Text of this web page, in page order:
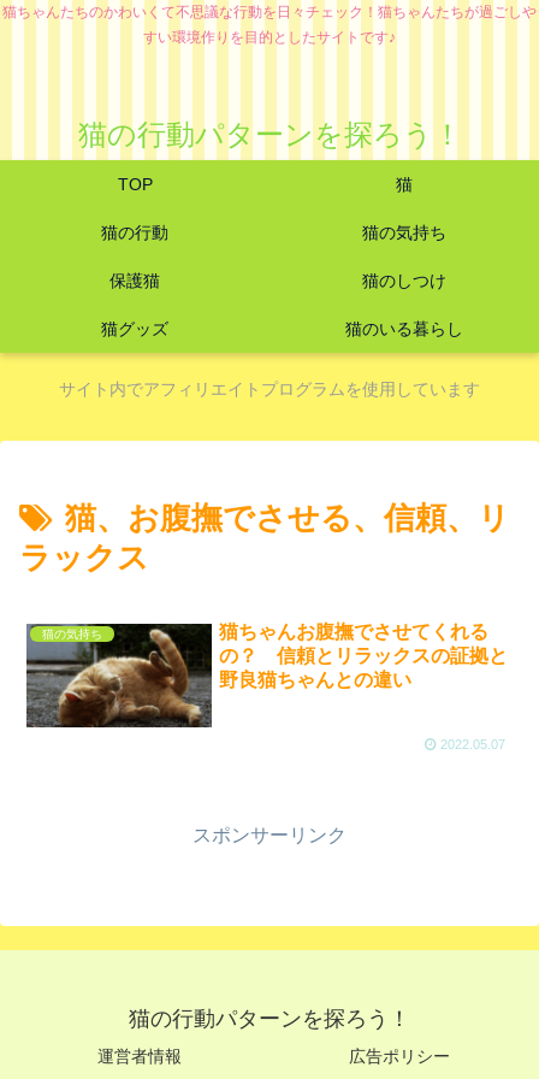
猫ちゃんたちのかわいくて不思議な行動を日々チェック！猫ちゃんたちが過ごしや
すい環境作りを目的としたサイトです♪
猫の行動パターンを探ろう！
TOP 猫
猫の行動 猫の気持ち
保護猫 猫のしつけ
猫グッズ 猫のいる暮らし
サイト内でアフィリエイトプログラムを使用しています
猫、お腹撫でさせる、信頼、リ
ラックス
猫の気持ち
猫ちゃんお腹撫でさせてくれる
の？ 信頼とリラックスの証拠と
野良猫ちゃんとの違い
2022.05.07
スポンサーリンク
猫の行動パターンを探ろう！
運営者情報 広告ポリシー